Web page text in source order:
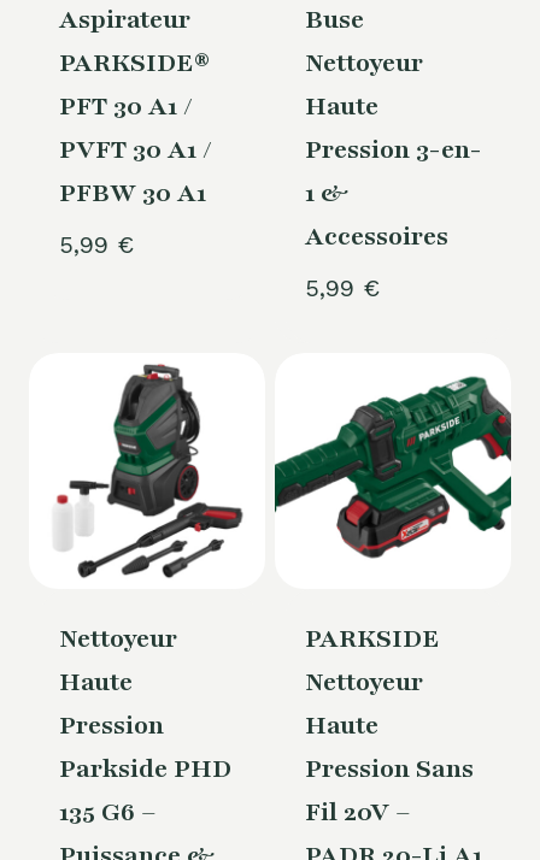
Aspirateur
PARKSIDE®
PFT 30 A1 /
PVFT 30 A1 /
PFBW 30 A1
5,99 €
Buse
Nettoyeur
Haute
Pression 3-en-
1 &
Accessoires
5,99 €
Nettoyeur
Haute
Pression
Parkside PHD
135 G6 –
PARKSIDE
Nettoyeur
Haute
Pression Sans
Fil 20V –